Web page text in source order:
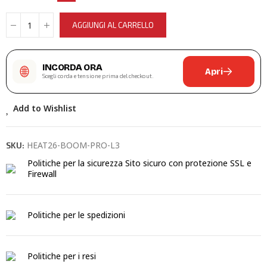
AGGIUNGI AL CARRELLO
INCORDA ORA
Scegli corda e tensione prima del checkout. Apri
Add to Wishlist
SKU: HEAT26-BOOM-PRO-L3
Politiche per la sicurezza Sito sicuro con protezione SSL e
Firewall
Politiche per le spedizioni
Politiche per i resi